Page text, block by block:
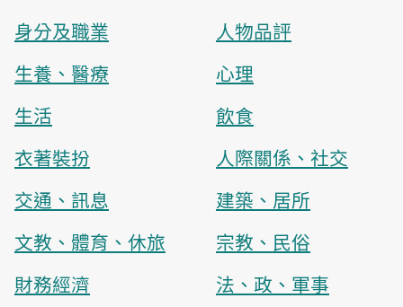
身分及職業
人物品評
生養、醫療
心理
生活
飲食
衣著裝扮
人際關係、社交
交通、訊息
建築、居所
文教、體育、休旅
宗教、民俗
財務經濟
法、政、軍事